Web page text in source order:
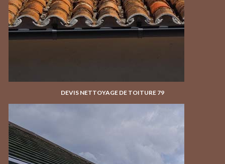
DEVIS NETTOYAGE DE TOITURE 79